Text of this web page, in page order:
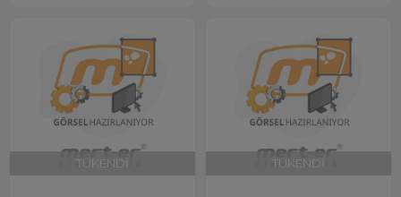
TÜKENDI TÜKENDI